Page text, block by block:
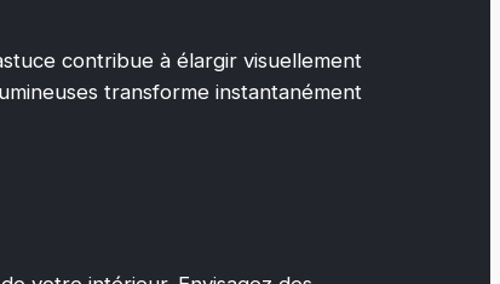
contribue à élargir visuellement
transforme instantanément